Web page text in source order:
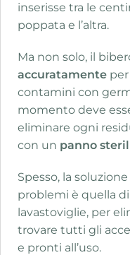
inserisse tra le
poppata e l’altra.
Ma non solo, il
accuratamente
contamini con
momento deve
eliminare ogni
con un panno
Spesso, la
problemi è quella di
lavastoviglie, per
trovare tutti gli
e pronti all’uso.